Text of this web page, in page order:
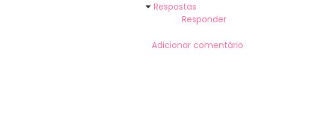
Respostas
Responder
Adicionar comentário